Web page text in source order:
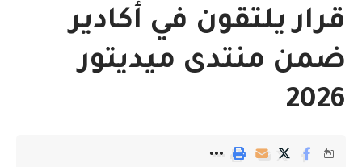
قرار يلتقون في أكادير
ضمن منتدى ميديتور
2026